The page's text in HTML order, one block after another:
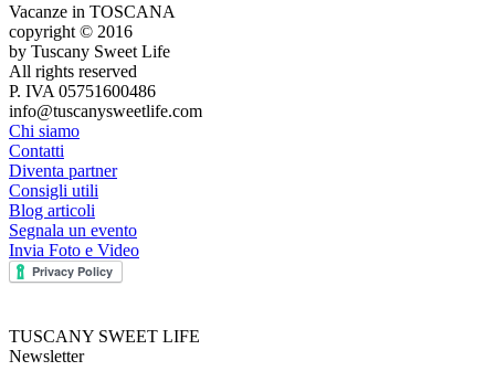
Vacanze in TOSCANA
copyright © 2016
by Tuscany Sweet Life
All rights reserved
P. IVA 05751600486
info@tuscanysweetlife.com
Chi siamo
Contatti
Diventa partner
Consigli utili
Blog articoli
Segnala un evento
Invia Foto e Video
TUSCANY SWEET LIFE
Newsletter